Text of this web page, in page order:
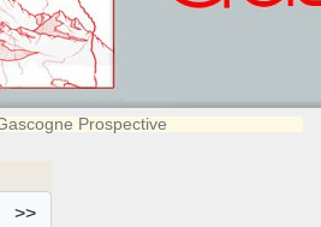
Prospective
>>